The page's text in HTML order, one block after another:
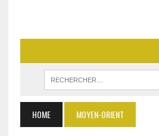
HOME MOYEN-ORIENT